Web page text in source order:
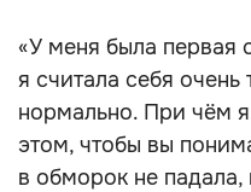
«У меня была первая
я считала себя очень
нормально. При чём
этом, чтобы вы
в обморок не